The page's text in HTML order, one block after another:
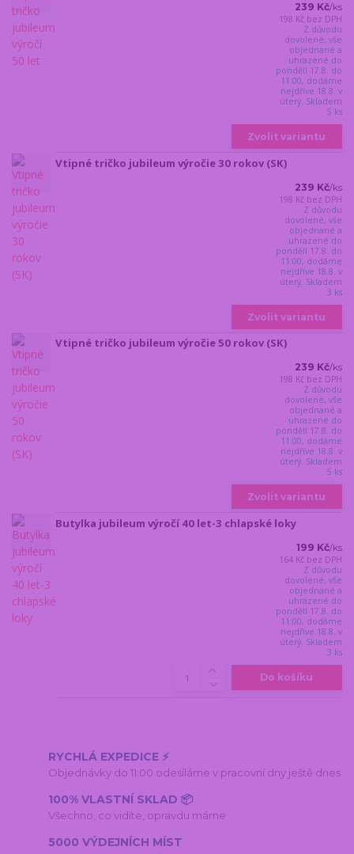
239 Kč/ks
198 Kč bez DPH
Z důvodu
dovolené, vše
objednané a
uhrazené do
pondělí 17.8. do
11:00, dodáme
nejdříve 18.8. v
úterý. Skladem
5 ks
Zvolit variantu
Vtipné tričko jubileum výročie 30 rokov (SK)
239 Kč/ks
198 Kč bez DPH
Z důvodu
dovolené, vše
objednané a
uhrazené do
pondělí 17.8. do
11:00, dodáme
nejdříve 18.8. v
úterý. Skladem
3 ks
Zvolit variantu
Vtipné tričko jubileum výročie 50 rokov (SK)
239 Kč/ks
198 Kč bez DPH
Z důvodu
dovolené, vše
objednané a
uhrazené do
pondělí 17.8. do
11:00, dodáme
nejdříve 18.8. v
úterý. Skladem
5 ks
Zvolit variantu
Butylka jubileum výročí 40 let-3 chlapské loky
199 Kč/ks
164 Kč bez DPH
Z důvodu
dovolené, vše
objednané a
uhrazené do
pondělí 17.8. do
11:00, dodáme
nejdříve 18.8. v
úterý. Skladem
3 ks
Do košíku
RYCHLÁ EXPEDICE ⚡
Objednávky do 11:00 odesíláme v pracovní dny ještě dnes
100% VLASTNÍ SKLAD 📦
Všechno, co vidíte, opravdu máme
5000 VÝDEJNÍCH MÍST